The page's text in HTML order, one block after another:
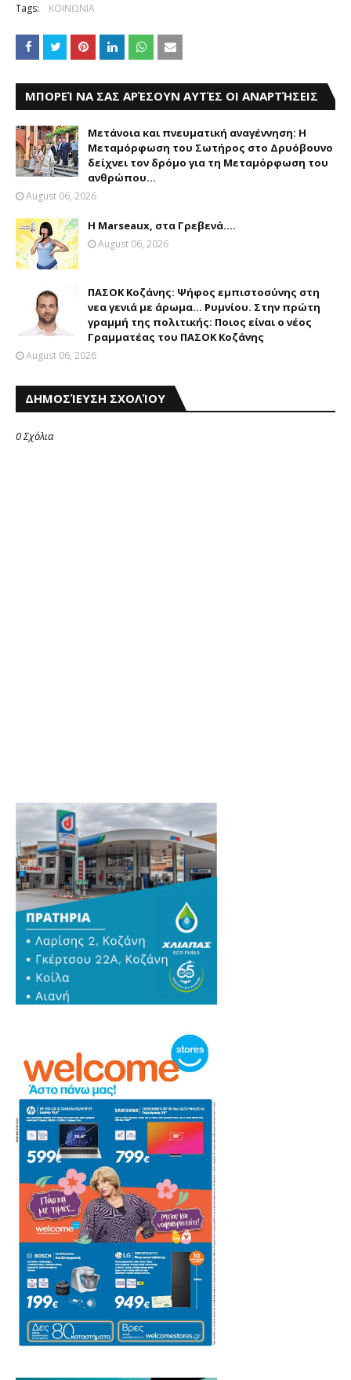
Tags: ΚΟΙΝΩΝΙΑ
ΜΠΟΡΕΊ ΝΑ ΣΑΣ ΑΡΈΣΟΥΝ ΑΥΤΈΣ ΟΙ ΑΝΑΡΤΉΣΕΙΣ
Μετάνοια και πνευματική αναγέννηση: Η
Μεταμόρφωση του Σωτήρος στο Δρυόβουνο
δείχνει τον δρόμο για τη Μεταμόρφωση του
ανθρώπου...
August 06, 2026
Η Marseaux, στα Γρεβενά….
August 06, 2026
ΠΑΣΟΚ Κοζάνης: Ψήφος εμπιστοσύνης στη
νεα γενιά με άρωμα... Ρυμνίου. Στην πρώτη
γραμμή της πολιτικής: Ποιος είναι ο νέος
Γραμματέας του ΠΑΣΟΚ Κοζάνης
August 06, 2026
ΔΗΜΟΣΊΕΥΣΗ ΣΧΟΛΊΟΥ
0 Σχόλια